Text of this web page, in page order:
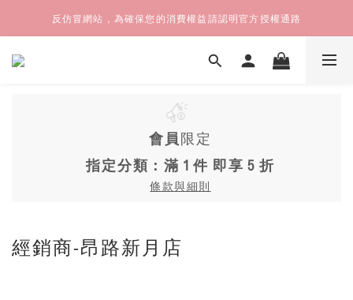
反仿冒網站，為確保您的消費權益請認明官方授權通路
會員 限定
指定分類：滿 1 件 即享 5 折
條款與細則
經銷商-昂路新月店